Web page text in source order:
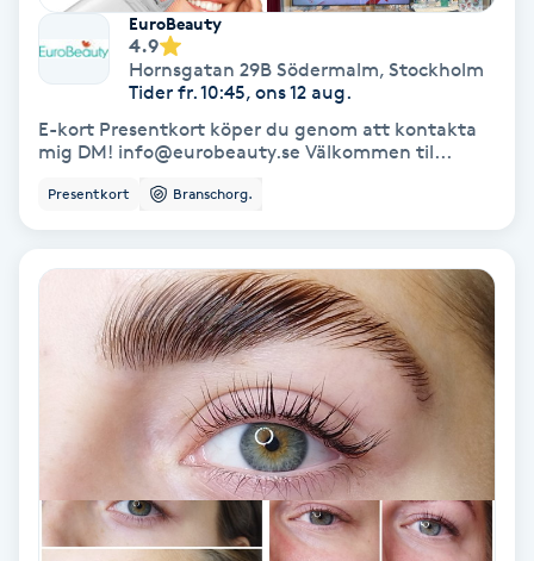
Terapi
Thaimassage
Toning
Torrborstning
Triggerpunktsmassage
Tvätt & Fön
EuroBeauty
4.9
Hornsgatan 29B Södermalm, Stockholm
Tider fr. 10:45, ons 12 aug.
E-kort Presentkort köper du genom att kontakta
mig DM! info@eurobeauty.se Välkommen til...
Presentkort Branschorg.